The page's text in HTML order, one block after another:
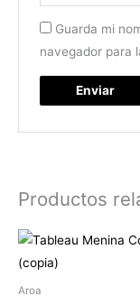
Guarda mi
navegador para
Productos
Aroa